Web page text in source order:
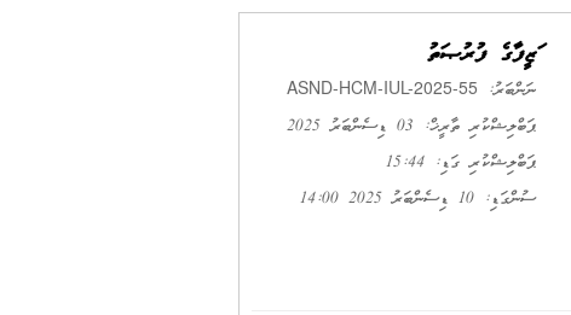
ވަޒީފާގެ ފުރުޞަތު
ނަންބަރު: ASND-HCM-IUL-2025-55
ޕަބްލިޝްކުރި ތާރީޚް: 03 ޑިސެންބަރު 2025
ޕަބްލިޝްކުރި ގަޑި: 15:44
ސުންގަޑި: 10 ޑިސެންބަރު 2025 14:00